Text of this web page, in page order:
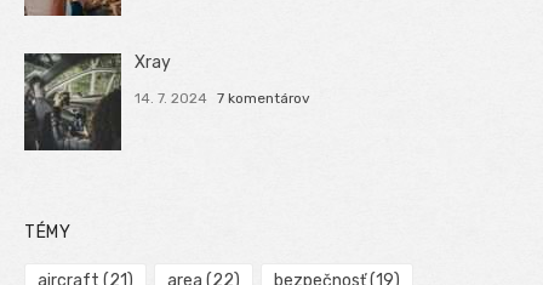
Xray
14. 7. 2024 7 komentárov
TÉMY
aircraft (21) area (22) bezpečnosť(19)